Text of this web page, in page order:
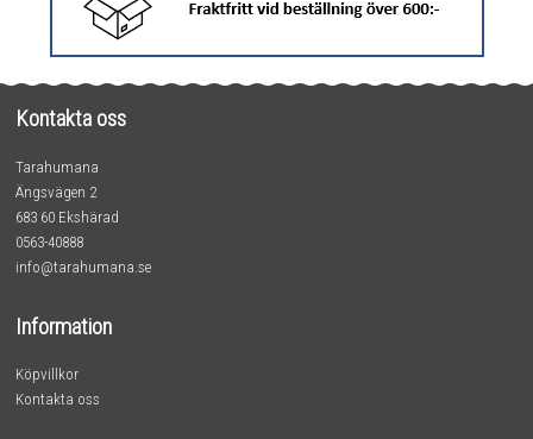
Kontakta oss
Tarahumana
Ängsvägen 2
683 60 Ekshärad
0563-40888
info@tarahumana.se
Information
Köpvillkor
Kontakta oss